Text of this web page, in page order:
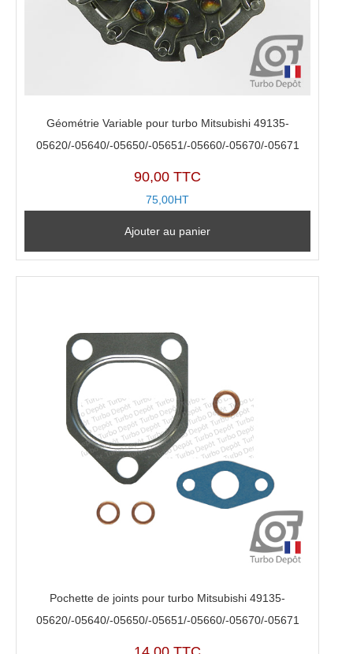
Géométrie Variable pour turbo Mitsubishi 49135-
05620/-05640/-05650/-05651/-05660/-05670/-05671
90,00 TTC
75,00HT
Ajouter au panier
Pochette de joints pour turbo Mitsubishi 49135-
05620/-05640/-05650/-05651/-05660/-05670/-05671